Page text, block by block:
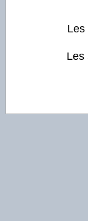
Les
Les